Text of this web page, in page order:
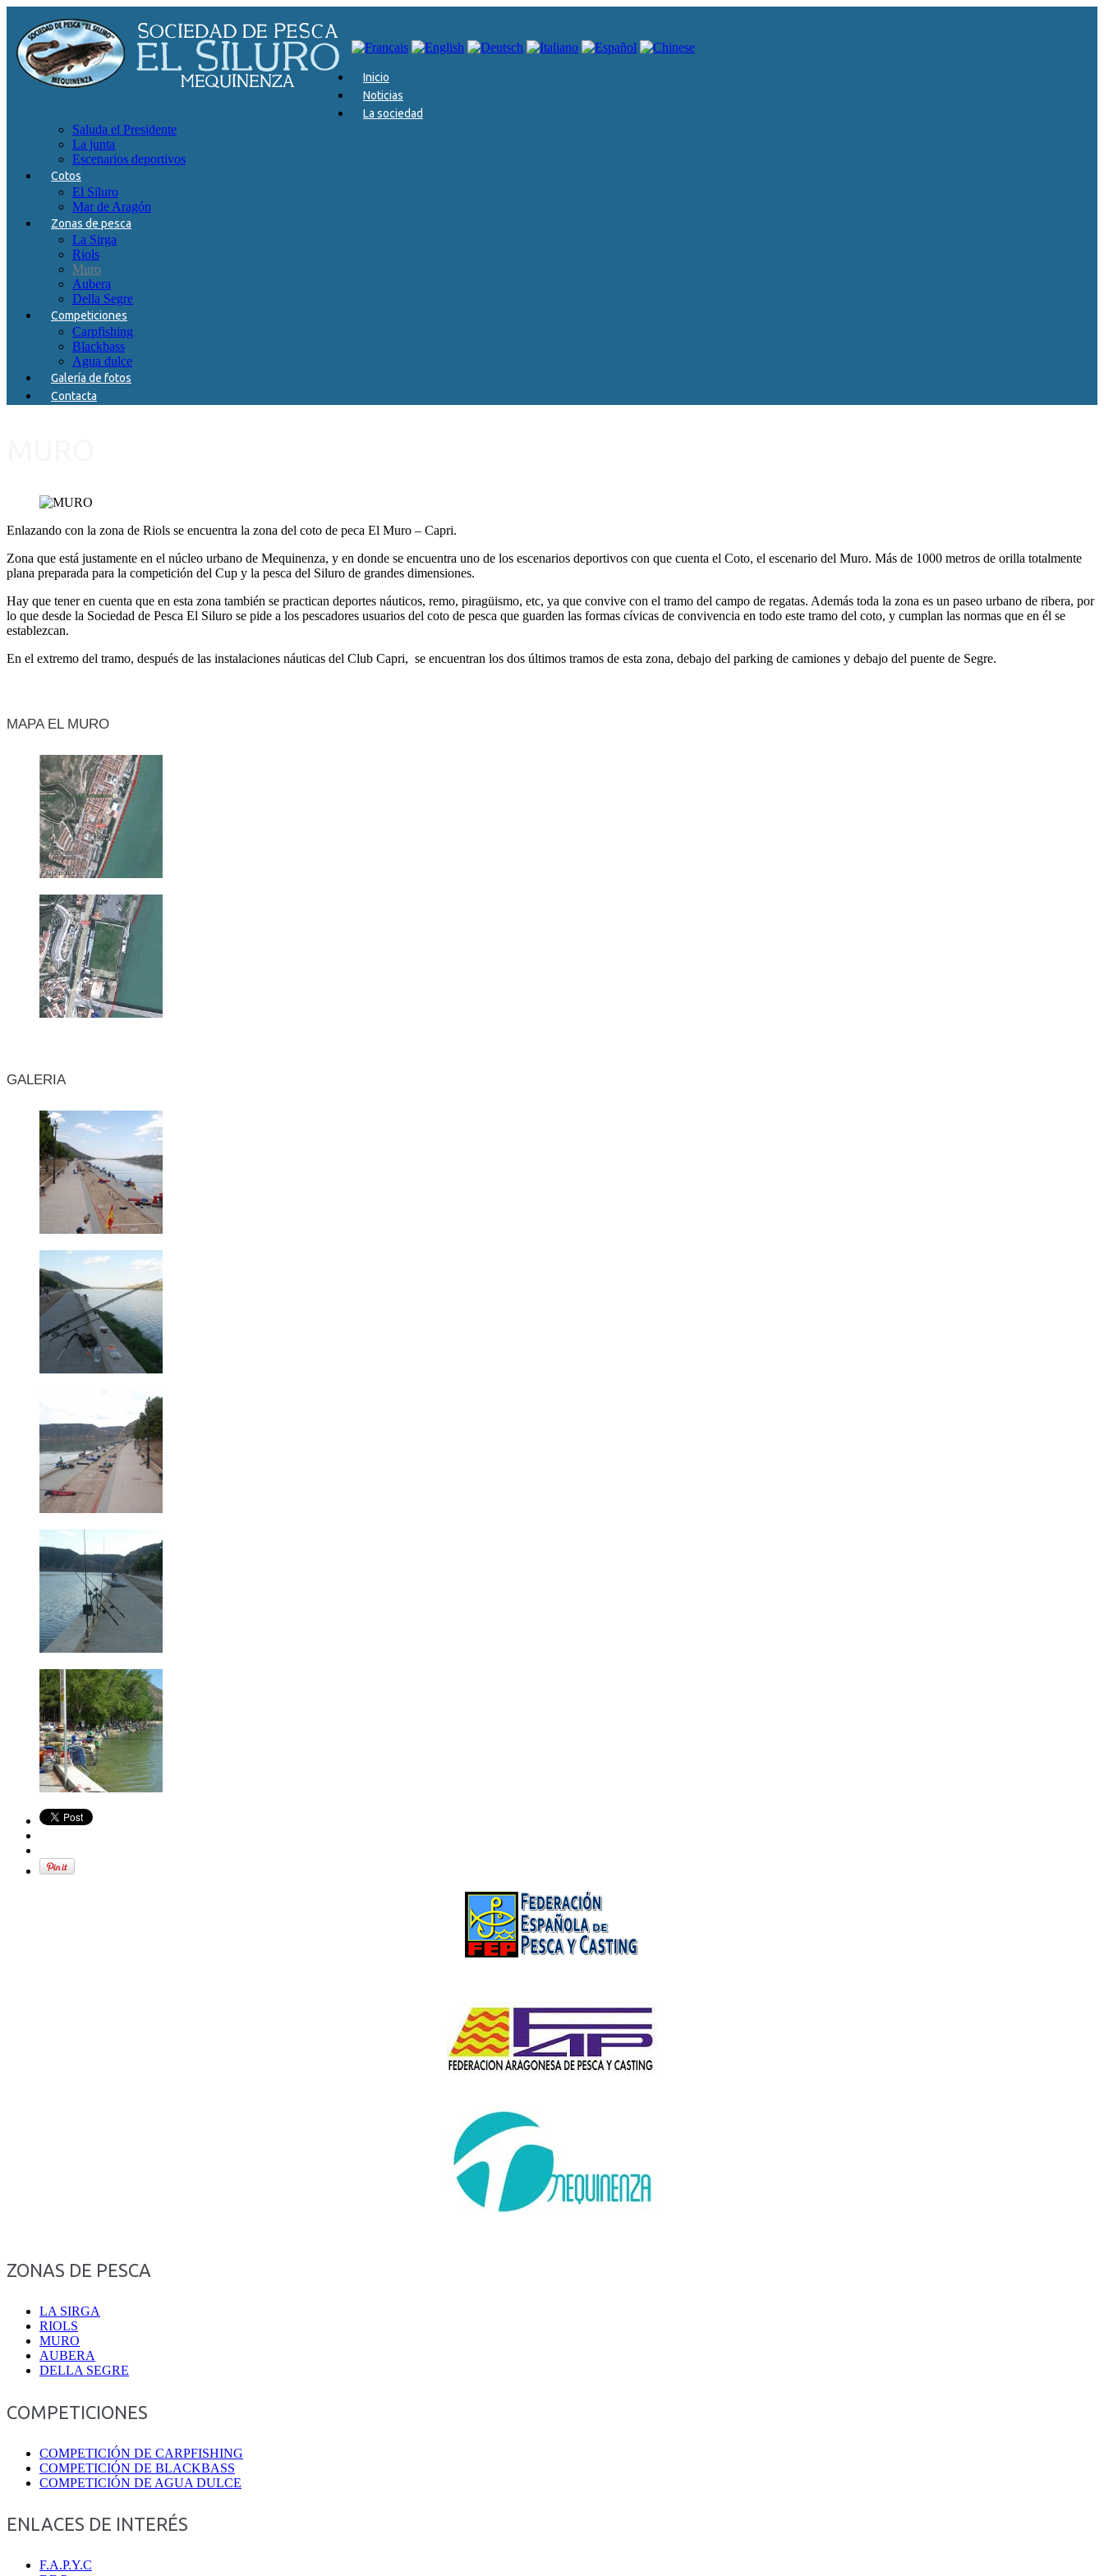
Inicio
Noticias
La sociedad
Saluda el Presidente
La junta
Escenarios deportivos
Cotos
El Siluro
Mar de Aragón
Zonas de pesca
La Sirga
Riols
Muro
Aubera
Della Segre
Competiciones
Carpfishing
Blackbass
Agua dulce
Galería de fotos
Contacta
Enlazando con la zona de Riols se encuentra la zona del coto de peca El Muro – Capri.
Zona que está justamente en el núcleo urbano de Mequinenza, y en donde se encuentra uno de los escenarios deportivos con que cuenta el Coto, el escenario del Muro. Más de 1000 metros de orilla totalmente
plana preparada para la competición del Cup y la pesca del Siluro de grandes dimensiones.
Hay que tener en cuenta que en esta zona también se practican deportes náuticos, remo, piragüismo, etc, ya que convive con el tramo del campo de regatas. Además toda la zona es un paseo urbano de ribera, por
lo que desde la Sociedad de Pesca El Siluro se pide a los pescadores usuarios del coto de pesca que guarden las formas cívicas de convivencia en todo este tramo del coto, y cumplan las normas que en él se
establezcan.
En el extremo del tramo, después de las instalaciones náuticas del Club Capri, se encuentran los dos últimos tramos de esta zona, debajo del parking de camiones y debajo del puente de Segre.
MAPA EL MURO
GALERIA
ZONAS DE PESCA
LA SIRGA
RIOLS
MURO
AUBERA
DELLA SEGRE
COMPETICIONES
COMPETICIÓN DE CARPFISHING
COMPETICIÓN DE BLACKBASS
COMPETICIÓN DE AGUA DULCE
ENLACES DE INTERÉS
F.A.P.Y.C